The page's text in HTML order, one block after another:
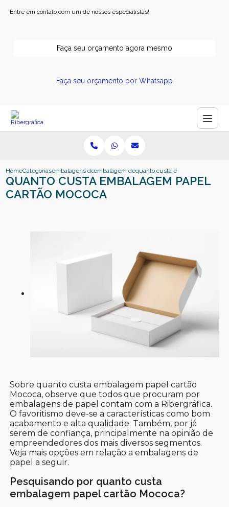
Entre em contato com um de nossos especialistas!
Faça seu orçamento agora mesmo
Faça seu orçamento por Whatsapp
HomeCategoriasembalagens de papelembalagem de papel ribeirao preto
quanto custa embalagem papel
QUANTO CUSTA EMBALAGEM PAPEL
CARTÃO MOCOCA
Sobre quanto custa embalagem papel cartão
Mococa, observe que todos que procuram por
embalagens de papel contam com a Ribergráfica.
O favoritismo deve-se a características como bom
acabamento e alta qualidade. Também, por já
serem de confiança, principalmente na opinião de
empreendedores dos mais diversos segmentos.
Veja mais opções em relação a embalagens de
papel a seguir.
Pesquisando por quanto custa
embalagem papel cartão Mococa?